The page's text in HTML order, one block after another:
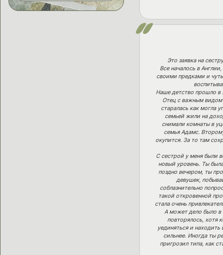
Это заявка на
Все началось в
своими предками и
Наше детство прошло в
Отец с важным видом
старалась как могла
семьей жили на
снимали комнаты в
семья Адамс.
окупится. За то там
С сестрой у меня были
новый уровень. Ты
поздно вечером, ты
девушек,
соблазнительно
такой откровенной
стала очень
А может дело было в
повторялось, хотя
уединяться и
сильнее. Иногда ты
пригрозил типа, как